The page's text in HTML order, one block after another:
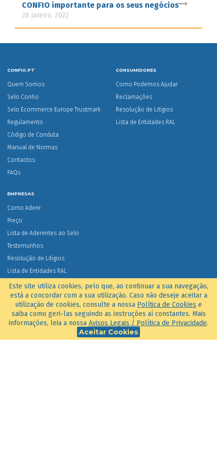
CONFIO importante para os seus negócios
28 Janeiro, 2022
CONFIO.PT
Quem Somos
Selo Confio
Selo Ecommerce Europe Trustmark
Regulamento
Código de Conduta
Manual de Normas
Contactos
FAQs
CONSUMIDORES
Como Podemos Ajudar
Reclamações
Resolução de Litígios
Lista de Entidades RAL
EMPRESAS
Como Aderir
Preço
Lista de Aderentes ao Selo
Testemunhos
Resolução de Litígios
Lista de Entidades RAL
Serviço de Reclamações
NOTÍCIAS
100 empresas de confiança
Este site utiliza cookies, pelo que, ao continuar a sua navegação,
está a concordar com a sua utilização. Caso não deseje aceitar a
utilização de cookies, consulte a nossa Política de Cookies e
saiba como geri-las seguindo as instruções aí constantes. Mais
informações, leia a nossa Avisos Legais / Política de Privacidade.
Aceitar Cookies